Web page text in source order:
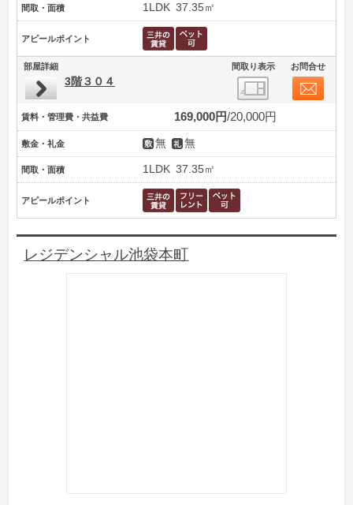
間取・面積 1LDK 37.35㎡
アピールポイント
部屋詳細 間取り表示 お問合せ
3階３０４
賃料・管理費・共益費 169,000円 20,000円
敷金・礼金 無 無
間取・面積 1LDK 37.35㎡
アピールポイント
レジデンシャル池袋本町